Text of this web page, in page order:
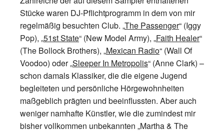
Stücke waren DJ-Pflichtprogramm in dem von mir
regelmäßig besuchten Club. „The Passenger“ (Iggy
Pop), „51st State“ (New Model Army), „Faith Healer“
(The Bollock Brothers), „Mexican Radio“ (Wall Of
Voodoo) oder „Sleeper In Metropolis“ (Anne Clark) –
schon damals Klassiker, die die eigene Jugend
begleiteten und persönliche Hörgewohnheiten
maßgeblich prägten und beeinflussten. Aber auch
weniger namhafte Künstler, wie die zumindest mir
bisher vollkommen unbekannten „Martha & The